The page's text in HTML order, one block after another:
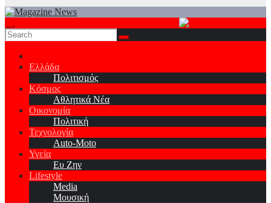
Ελλάδα
Πολιτισμός
Κόσμος
Αθλητικά Νέα
Οικονομία
Πολιτική
Τεχνολογία
Auto-Moto
Υγεία
Ευ Ζην
Lifestyle
Media
Μουσική